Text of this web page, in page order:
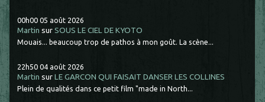
00h00 05 août 2026
Martin surSOUS LE CIEL DE KYOTO
Mouais... beaucoup trop de pathos à mon goût. La scène...
22h50 04 août 2026
Martin surLE GARCON QUI FAISAIT DANSER LES COLLINES
Plein de qualités dans ce petit film "made in North...